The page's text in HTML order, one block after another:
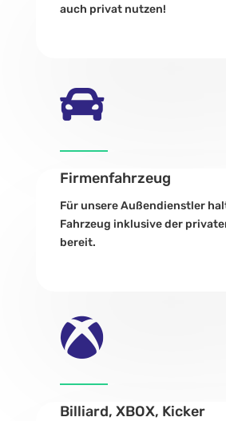
auch privat nutzen!

Firmenfahrzeug
Für unsere Außendienstler
Fahrzeug inklusive der
bereit.

Billiard, XBOX, Kicker